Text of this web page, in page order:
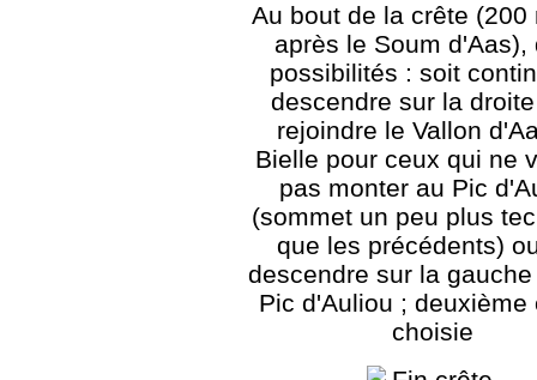
Au bout de la crête (200
après le Soum d'Aas),
possibilités : soit
descendre sur la
rejoindre le Vallon
Bielle pour ceux qui ne
pas monter au Pic
(sommet un peu plus
que les précédents)
descendre sur la
Pic d'Auliou ; deuxième
choisie